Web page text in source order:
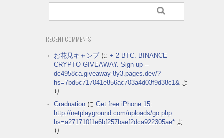
RECENT COMMENTS
お花見キャンプに + 2 BTC. BINANCE
CRYPTO GIVEAWAY. Sign up --
dc4958ca.giveaway-8y3.pages.dev/?
hs=7bd5c717041e856ac703a4d03f9d38c1& よ
り
Graduation に Get free iPhone 15:
http://netplayground.com/uploads/go.php
hs=a271710f1e6bf257baef2dca922305ae* よ
り